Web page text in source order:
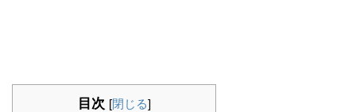
目次 [閉じる]